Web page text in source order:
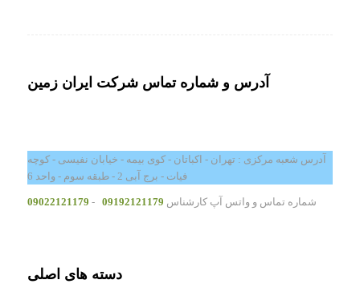
آدرس و شماره تماس شرکت ایران زمین
آدرس شعبه مرکزی : تهران - اکباتان - کوی بیمه - خیابان نفیسی - کوچه
فیات - برج آبی 2 - طبقه سوم - واحد 6
شماره تماس و واتس آپ کارشناس 09192121179
-
09022121179
دسته های اصلی